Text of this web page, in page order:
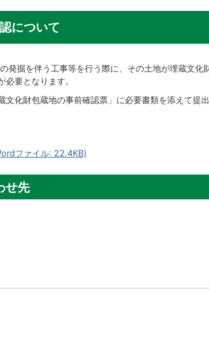
について
発掘を伴う工事等を行う際に、その土地が埋蔵文化
要となります。
文化財包蔵地の事前確認票」に必要書類を添えて提
ファイル: 22.4KB)
せ先